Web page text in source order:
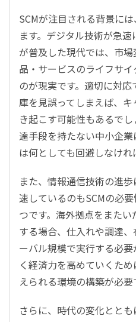
SCMが注目される背景に
ます。デジタル技術が急
が普及した現代では、市
品・サービスのライフサ
のが現実です。適切に対
庫を見誤ってしまえば、
き起こす可能性もあるで
達手段を持たない中小企
は何としても回避しなけれ
また、情報通信技術の進
速しているのもSCMの必
つです。海外拠点をまた
する場合、仕入れや調達
ーバル規模で実行する必
く経済力を高めていくた
えられる環境の構築が必要
さらに、時代の変化とと